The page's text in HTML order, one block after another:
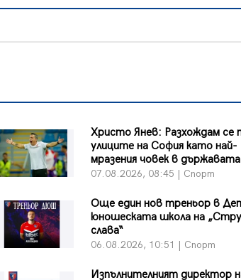
Христо Янев: Разхождам се
улиците на София като най-
мразения човек в държавата
07.08.2026, 08:45 | Спорт
Още един нов треньор в
юношеската школа на
слава“
06.08.2026, 10:51 | Спорт
Изпълнителният директор